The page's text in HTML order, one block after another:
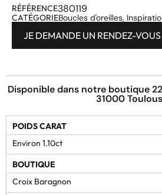
RÉFÉRENCE380119
CATÉGORIEBoucles d'oreilles,
JE DEMANDE UN RENDEZ-VOUS
Disponible dans notre boutique
31000
POIDS CARAT
Environ 1.10ct
BOUTIQUE
Croix Baragnon